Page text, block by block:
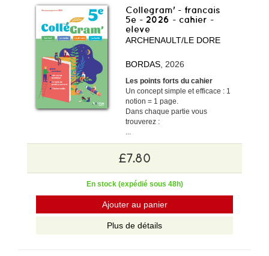
Collegram' - francais
5e - 2026 - cahier -
eleve
ARCHENAULT/LE DORE
BORDAS , 2026
Les points forts du cahier
Un concept simple et efficace : 1
notion = 1 page.
Dans chaque partie vous
trouverez :
...
£7.80
En stock (expédié sous 48h)
Ajouter au panier
Plus de détails